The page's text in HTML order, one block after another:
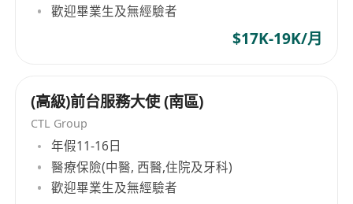
歡迎畢業生及無經驗者
$17K-19K/月
(高級)前台服務大使 (南區)
CTL Group
年假11-16日
醫療保險(中醫, 西醫,住院及牙科)
歡迎畢業生及無經驗者